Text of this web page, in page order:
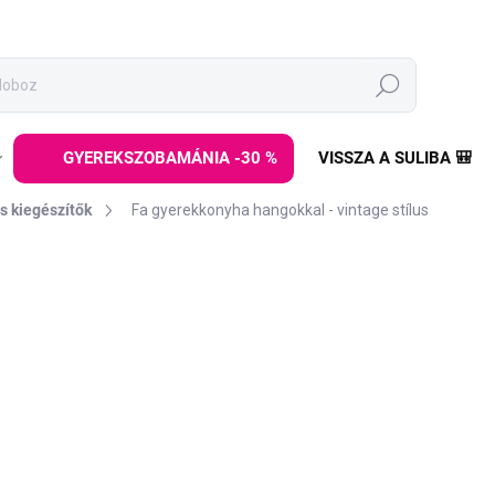
Keresés
GYEREKSZOBAMÁNIA -30 % VISSZA A SULIBA 🎒
kiegészítők Fa gyerekkonyha hangokkal - vintage stílus